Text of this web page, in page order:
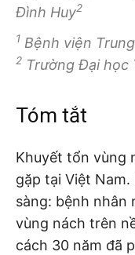
Đình Huy2
1 Bệnh viện
2 Trường Đại học
Tóm tắt
Khuyết tổn vùng
gặp tại Việt
sàng: bệnh nhân
vùng nách trên
cách 30 năm đã